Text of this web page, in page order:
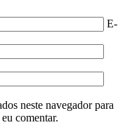
E-
neste navegador para
comentar.